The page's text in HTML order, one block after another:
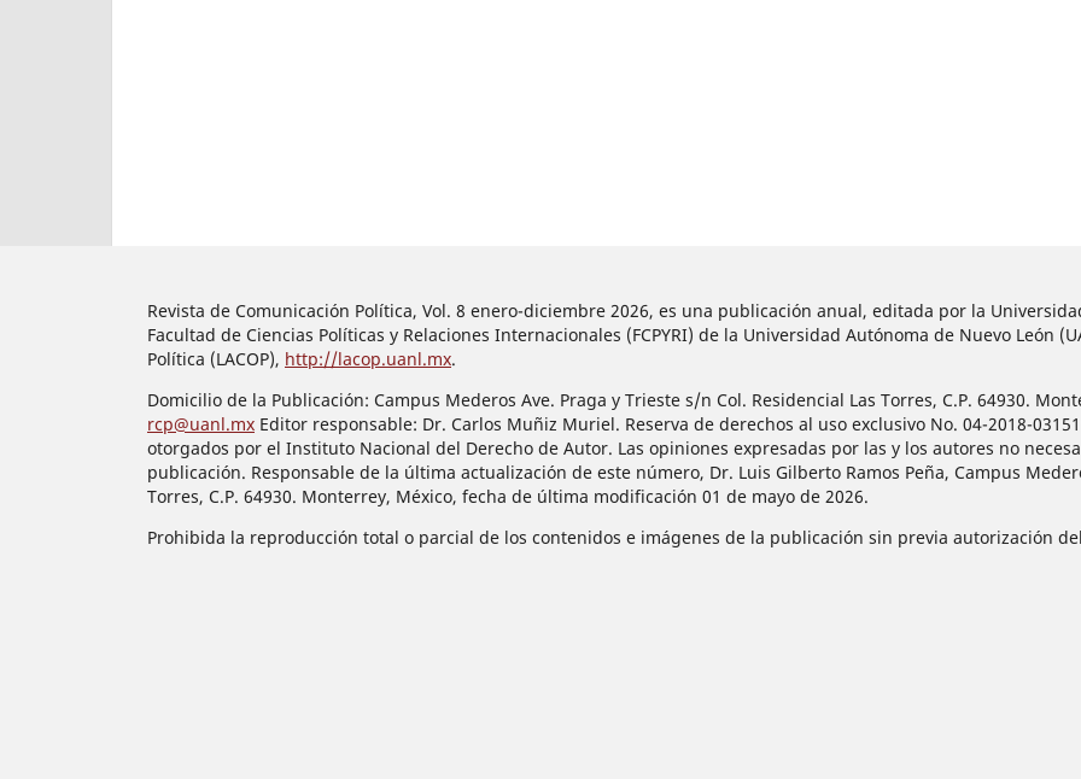
Revista de Comunicación Política, Vol. 8 enero-diciembre 2026, es una publicación anual, editada por la
Facultad de Ciencias Políticas y Relaciones Internacionales (FCPYRI) de la Universidad Autónoma de Nuevo León
Política (LACOP), http://lacop.uanl.mx.
Domicilio de la Publicación: Campus Mederos Ave. Praga y Trieste s/n Col. Residencial Las Torres, C.P. 64930.
rcp@uanl.mx Editor responsable: Dr. Carlos Muñiz Muriel. Reserva de derechos al uso exclusivo No. 04-2018-
otorgados por el Instituto Nacional del Derecho de Autor. Las opiniones expresadas por las y los autores no
publicación. Responsable de la última actualización de este número, Dr. Luis Gilberto Ramos Peña, Campus
Torres, C.P. 64930. Monterrey, México, fecha de última modificación 01 de mayo de 2026.
Prohibida la reproducción total o parcial de los contenidos e imágenes de la publicación sin previa autorización